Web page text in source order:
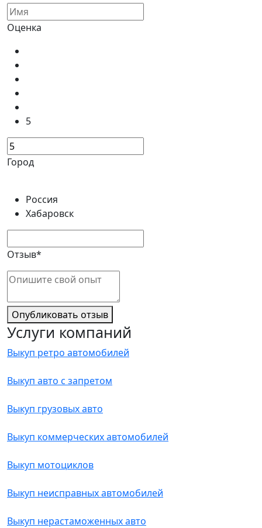
Оценка
5
Город
Россия
Хабаровск
Отзыв*
Опубликовать отзыв
Услуги компаний
Выкуп ретро автомобилей
Выкуп авто с запретом
Выкуп грузовых авто
Выкуп коммерческих автомобилей
Выкуп мотоциклов
Выкуп неисправных автомобилей
Выкуп нерастаможенных авто